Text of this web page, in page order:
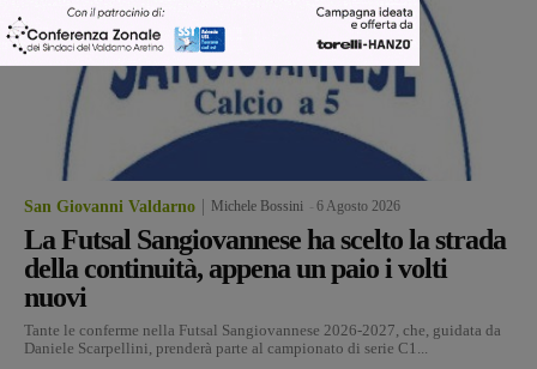
San Giovanni Valdarno Michele Bossini 6 Agosto 2026
La Futsal Sangiovannese ha scelto la strada
della continuità, appena un paio i volti
nuovi
Tante le conferme nella Futsal Sangiovannese 2026-2027, che, guidata da
Daniele Scarpellini, prenderà parte al campionato di serie C1...